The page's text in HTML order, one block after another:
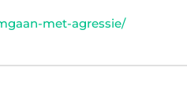
met-agressie/